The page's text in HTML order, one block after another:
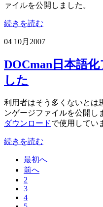
ァイルを公開しました。
続きを読む
04 10月 2007
DOCman日本語
した
利用者はそう多くないとは
ンゲージファイルを公開し
ダウンロードで使用してい
続きを読む
最初へ
前へ
2
3
4